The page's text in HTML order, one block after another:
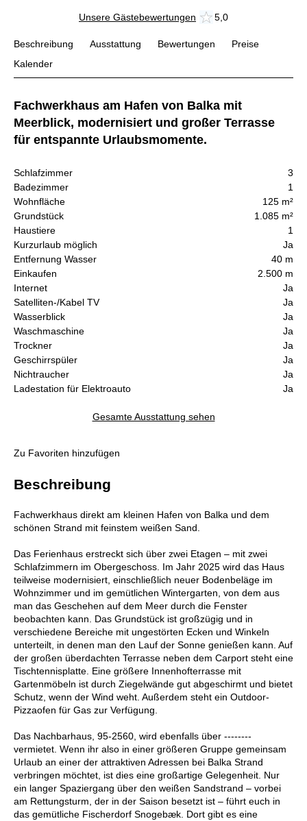
Unsere Gästebewertungen 5,0
Beschreibung Ausstattung Bewertungen
Preise
Kalender
Fachwerkhaus am Hafen von Balka mit
Meerblick, modernisiert und großer Terrasse
für entspannte Urlaubsmomente.
Schlafzimmer
3
Badezimmer
1
Wohnfläche
125 m²
Grundstück
1.085 m²
Haustiere
1
Kurzurlaub möglich
Ja
Entfernung Wasser
40 m
Einkaufen
2.500 m
Internet
Ja
Satelliten-/Kabel TV
Ja
Wasserblick
Ja
Waschmaschine
Ja
Trockner
Ja
Geschirrspüler
Ja
Nichtraucher
Ja
Ladestation für Elektroauto
Ja
Gesamte Ausstattung sehen
Zu Favoriten hinzufügen
Beschreibung
Fachwerkhaus direkt am kleinen Hafen von Balka und dem
schönen Strand mit feinstem weißen Sand.
Das Ferienhaus erstreckt sich über zwei Etagen – mit zwei
Schlafzimmern im Obergeschoss. Im Jahr 2025 wird das Haus
teilweise modernisiert, einschließlich neuer Bodenbeläge im
Wohnzimmer und im gemütlichen Wintergarten, von dem aus
man das Geschehen auf dem Meer durch die Fenster
beobachten kann. Das Grundstück ist großzügig und in
verschiedene Bereiche mit ungestörten Ecken und Winkeln
unterteilt, in denen man den Lauf der Sonne genießen kann. Auf
der großen überdachten Terrasse neben dem Carport steht eine
Tischtennisplatte. Eine größere Innenhofterrasse mit
Gartenmöbeln ist durch Ziegelwände gut abgeschirmt und bietet
Schutz, wenn der Wind weht. Außerdem steht ein Outdoor-
Pizzaofen für Gas zur Verfügung.
Das Nachbarhaus, 95-2560, wird ebenfalls über --------
vermietet. Wenn ihr also in einer größeren Gruppe gemeinsam
Urlaub an einer der attraktiven Adressen bei Balka Strand
verbringen möchtet, ist dies eine großartige Gelegenheit. Nur
ein langer Spaziergang über den weißen Sandstrand – vorbei
am Rettungsturm, der in der Saison besetzt ist – führt euch in
das gemütliche Fischerdorf Snogebæk. Dort gibt es eine